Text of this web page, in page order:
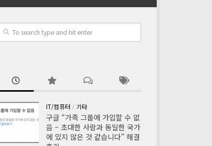
IT/컴퓨터 / 기타
구글 “가족 그룹에 가입할 수 없
음 – 초대한 사람과 동일한 국가
에 있지 않은 것 같습니다” 해결